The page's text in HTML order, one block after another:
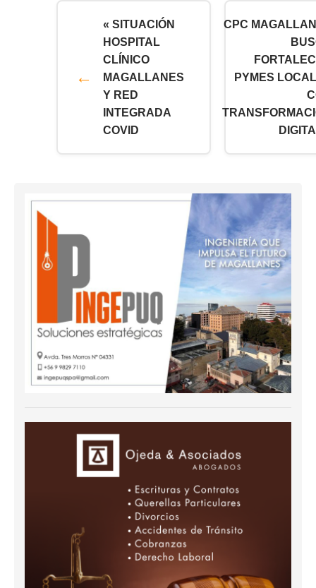
« SITUACIÓN
HOSPITAL
CLÍNICO
MAGALLANES
Y RED
INTEGRADA
COVID
CPC
PYMES